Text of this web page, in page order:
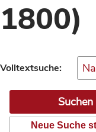
1800)
Volltextsuche:
Neue Suche